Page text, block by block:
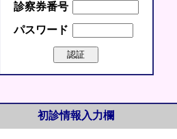
診察券番号
パスワード
初診情報入力欄